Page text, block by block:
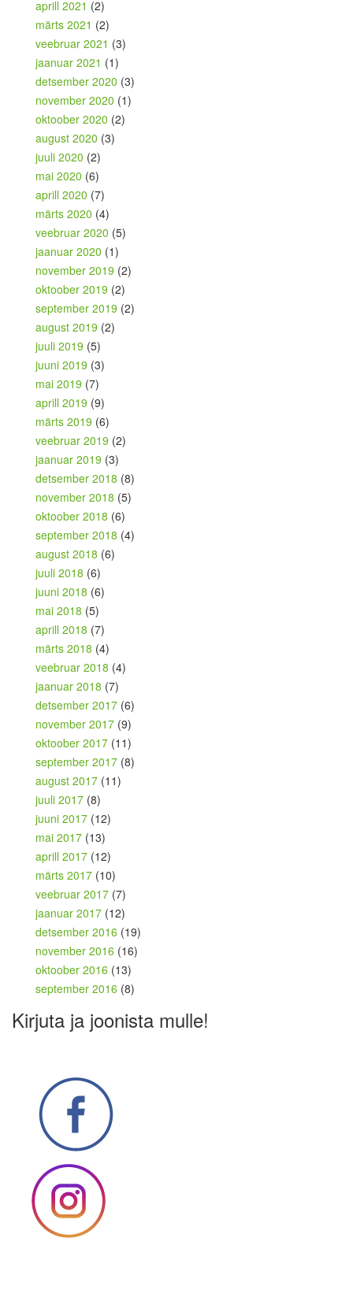
aprill 2021 (2)
märts 2021 (2)
veebruar 2021 (3)
jaanuar 2021 (1)
detsember 2020 (3)
november 2020 (1)
oktoober 2020 (2)
august 2020 (3)
juuli 2020 (2)
mai 2020 (6)
aprill 2020 (7)
märts 2020 (4)
veebruar 2020 (5)
jaanuar 2020 (1)
november 2019 (2)
oktoober 2019 (2)
september 2019 (2)
august 2019 (2)
juuli 2019 (5)
juuni 2019 (3)
mai 2019 (7)
aprill 2019 (9)
märts 2019 (6)
veebruar 2019 (2)
jaanuar 2019 (3)
detsember 2018 (8)
november 2018 (5)
oktoober 2018 (6)
september 2018 (4)
august 2018 (6)
juuli 2018 (6)
juuni 2018 (6)
mai 2018 (5)
aprill 2018 (7)
märts 2018 (4)
veebruar 2018 (4)
jaanuar 2018 (7)
detsember 2017 (6)
november 2017 (9)
oktoober 2017 (11)
september 2017 (8)
august 2017 (11)
juuli 2017 (8)
juuni 2017 (12)
mai 2017 (13)
aprill 2017 (12)
märts 2017 (10)
veebruar 2017 (7)
jaanuar 2017 (12)
detsember 2016 (19)
november 2016 (16)
oktoober 2016 (13)
september 2016 (8)
Kirjuta ja joonista mulle!